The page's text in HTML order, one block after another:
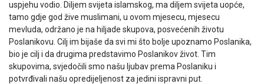
uspjehu vodio. Diljem svijeta islamskog, ma diljem svijeta uopće,
tamo gdje god žive muslimani, u ovom mjesecu, mjesecu
mevluda, održano je na hiljade skupova, posvećenih životu
Poslanikovu. Cilj im bijaše da svi mi što bolje upoznamo Poslanika,
bio je cilj i da drugima predstavimo Poslanikov život. Tim
skupovima, svjedočili smo našu ljubav prema Poslaniku i
potvrđivali našu opredijeljenost za jedini ispravni put.